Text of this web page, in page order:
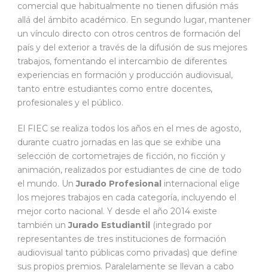
comercial que habitualmente no tienen difusión más
allá del ámbito académico. En segundo lugar, mantener
un vínculo directo con otros centros de formación del
país y del exterior a través de la difusión de sus mejores
trabajos, fomentando el intercambio de diferentes
experiencias en formación y producción audiovisual,
tanto entre estudiantes como entre docentes,
profesionales y el público.
El FIEC se realiza todos los años en el mes de agosto,
durante cuatro jornadas en las que se exhibe una
selección de cortometrajes de ficción, no ficción y
animación, realizados por estudiantes de cine de todo
el mundo. UnJurado Profesional internacional elige
los mejores trabajos en cada categoría, incluyendo el
mejor corto nacional. Y desde el año 2014 existe
también unJurado Estudiantil (integrado por
representantes de tres instituciones de formación
audiovisual tanto públicas como privadas) que define
sus propios premios. Paralelamente se llevan a cabo